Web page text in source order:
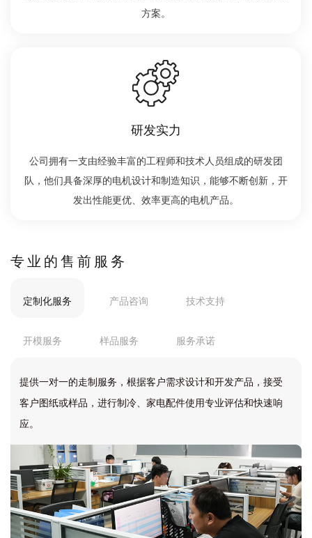
方案。
研发实力
公司拥有一支由经验丰富的工程师和技术人员组成的研发团
队，他们具备深厚的电机设计和制造知识，能够不断创新，开
发出性能更优、效率更高的电机产品。
专业的售前服务
定制化服务 产品咨询 技术支持
开模服务 样品服务 服务承诺
提供一对一的走制服务，根据客户需求设计和开发产品，接受
客户图纸或样品，进行制冷、家电配件使用专业评估和快速响
应。